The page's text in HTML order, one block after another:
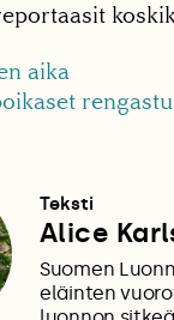
aika
Teksti
Alice
Suomen
eläinten